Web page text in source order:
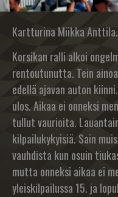
Kartturina Miikka Anttila.
Korsikan ralli alkoi
rentoutunutta. Tein
edellä ajavan auton
ulos. Aikaa ei onneksi
tullut vaurioita.
kilpailukykyisiä. Sain
vauhdista kun osuin
mutta onneksi aikaa ei
yleiskilpailussa 15. ja